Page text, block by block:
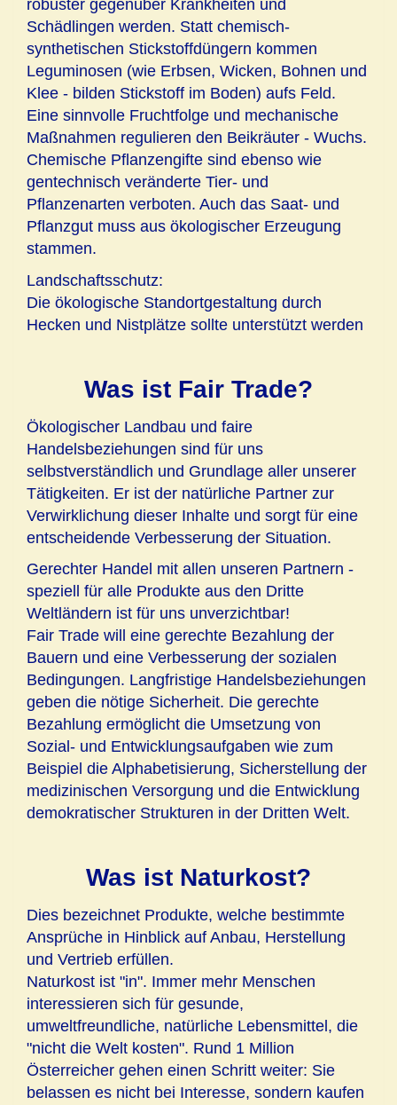
robuster gegenüber Krankheiten und
Schädlingen werden. Statt chemisch-
synthetischen Stickstoffdüngern kommen
Leguminosen (wie Erbsen, Wicken, Bohnen und
Klee - bilden Stickstoff im Boden) aufs Feld.
Eine sinnvolle Fruchtfolge und mechanische
Maßnahmen regulieren den Beikräuter - Wuchs.
Chemische Pflanzengifte sind ebenso wie
gentechnisch veränderte Tier- und
Pflanzenarten verboten. Auch das Saat- und
Pflanzgut muss aus ökologischer Erzeugung
stammen.
Landschaftsschutz:
Die ökologische Standortgestaltung durch
Hecken und Nistplätze sollte unterstützt werden
Was ist Fair Trade?
Ökologischer Landbau und faire
Handelsbeziehungen sind für uns
selbstverständlich und Grundlage aller unserer
Tätigkeiten. Er ist der natürliche Partner zur
Verwirklichung dieser Inhalte und sorgt für eine
entscheidende Verbesserung der Situation.
Gerechter Handel mit allen unseren Partnern -
speziell für alle Produkte aus den Dritte
Weltländern ist für uns unverzichtbar!
Fair Trade will eine gerechte Bezahlung der
Bauern und eine Verbesserung der sozialen
Bedingungen. Langfristige Handelsbeziehungen
geben die nötige Sicherheit. Die gerechte
Bezahlung ermöglicht die Umsetzung von
Sozial- und Entwicklungsaufgaben wie zum
Beispiel die Alphabetisierung, Sicherstellung der
medizinischen Versorgung und die Entwicklung
demokratischer Strukturen in der Dritten Welt.
Was ist Naturkost?
Dies bezeichnet Produkte, welche bestimmte
Ansprüche in Hinblick auf Anbau, Herstellung
und Vertrieb erfüllen.
Naturkost ist "in". Immer mehr Menschen
interessieren sich für gesunde,
umweltfreundliche, natürliche Lebensmittel, die
"nicht die Welt kosten". Rund 1 Million
Österreicher gehen einen Schritt weiter: Sie
belassen es nicht bei Interesse, sondern kaufen